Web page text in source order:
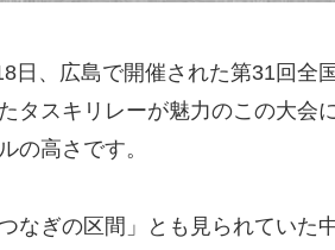
日、広島で開催された第31回全
タスキリレーが魅力のこの大会
の高さです。
なぎの区間」とも見られていた